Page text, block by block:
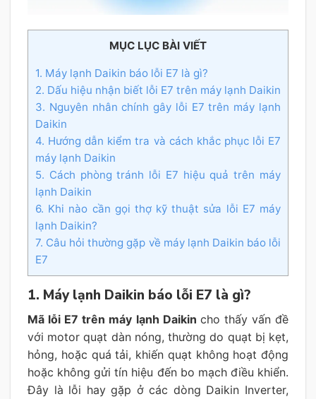
MỤC LỤC BÀI VIẾT
1. Máy lạnh Daikin báo lỗi E7 là gì?
2. Dấu hiệu nhận biết lỗi E7 trên máy lạnh Daikin
3. Nguyên nhân chính gây lỗi E7 trên máy lạnh
Daikin
4. Hướng dẫn kiểm tra và cách khắc phục lỗi E7
máy lạnh Daikin
5. Cách phòng tránh lỗi E7 hiệu quả trên máy
lạnh Daikin
6. Khi nào cần gọi thợ kỹ thuật sửa lỗi E7 máy
lạnh Daikin?
7. Câu hỏi thường gặp về máy lạnh Daikin báo lỗi
E7
1. Máy lạnh Daikin báo lỗi E7 là gì?
Mã lỗi E7 trên máy lạnh Daikin cho thấy vấn đề
với motor quạt dàn nóng, thường do quạt bị kẹt,
hỏng, hoặc quá tải, khiến quạt không hoạt động
hoặc không gửi tín hiệu đến bo mạch điều khiển.
Đây là lỗi hay gặp ở các dòng Daikin Inverter,